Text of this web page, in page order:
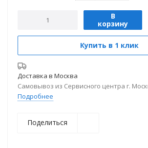
В
корзину
Купить в 1 клик
Доставка в Москва
Самовывоз из Сервисного центра г.
Подробнее
Поделиться